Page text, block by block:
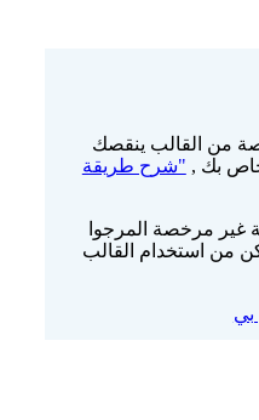
من القالب ينقصك
بك , "شرح طريقة
غير مرخصة المرجوا
من استخدام القالب
بي